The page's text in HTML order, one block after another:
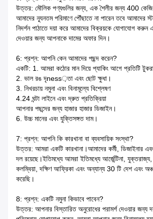
উত্তর: মৌলিক পণ্যগুলির জন্য, এক শৈলীর জন্য 400
আমাদের ন্যূনতম পরিমাণে পৌঁছাতে না পারেন তবে আমাদের
নিদর্শন পাঠাতে দয়া করে আমাদের বিক্রয়কে যোগাযোগ করুন
দেওয়ার জন্য আপনাকে দামের অফার দিন।
6: প্রশ্ন: আপনি কেন আমাদের পছন্দ করেন?
একটি: 1. আমরা কঠোর মান দিয়ে প্যাকিং আগে প্রতিটি
2. ভাল রঙ দৃness়তা এবং ছোট ক্ষুধা।
3. নিখরচায় নমুনা এবং বিনামূল্যে বিশ্লেষণ
4.24 ঘন্টা লাইনে এবং দ্রুত প্রতিক্রিয়া
আপনার পছন্দের জন্য হাজার হাজার ডিজাইন।
6. উচ্চ মানের এবং যুক্তিসঙ্গত দাম।
7: প্রশ্ন: আপনি কি কারখানা বা ব্যবসায়িক সংস্থা?
উত্তর: আমরা একটি কারখানা।আমাদের কর্মী, ডিজাইনার এবং
দল রয়েছে।ইতিমধ্যে আমরা ইতিমধ্যে আর্জেন্টিনা, যুক্তরাজ্য,
কলম্বিয়া, দক্ষিণ আফ্রিকা এবং অন্যান্য 30 টি দেশ এবং
করেছি।
8: প্রশ্ন: একটি নমুনা কিভাবে পাবেন?
উত্তর: আপনার বিস্তারিত অনুরোধের পরামর্শ দেওয়ার জন্য